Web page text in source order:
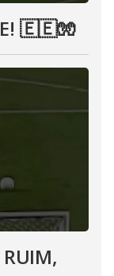
🇪🇪🧤
RUIM,